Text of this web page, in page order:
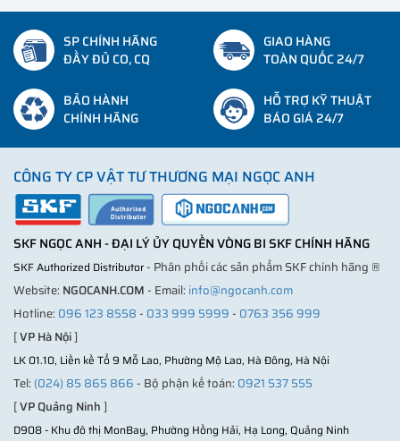
SP CHÍNH HÃNG
ĐẦY ĐỦ CO, CQ
GIAO HÀNG
TOÀN QUỐC 24/7
BẢO HÀNH
CHÍNH HÃNG
HỖ TRỢ KỸ THUẬT
BÁO GIÁ 24/7
CÔNG TY CP VẬT TƯ THƯƠNG MẠI NGỌC ANH
SKF NGỌC ANH - ĐẠI LÝ ỦY QUYỀN VÒNG BI SKF CHÍNH HÃNG
SKF Authorized Distributor- Phân phối các sản phẩm SKF chính hãng ®
Website: NGOCANH.COM- Email: info@ngocanh.com
Hotline: 096 123 8558- 033 999 5999- 0763 356 999
[VP Hà Nội]
LK 01.10, Liền kề Tổ 9 Mỗ Lao, Phường Mộ Lao, Hà Đông, Hà Nội
Tel: (024) 85 865 866- Bộ phận kế toán: 0921 537 555
[VP Quảng Ninh]
D908 - Khu đô thị MonBay, Phường Hồng Hải, Hạ Long, Quảng Ninh